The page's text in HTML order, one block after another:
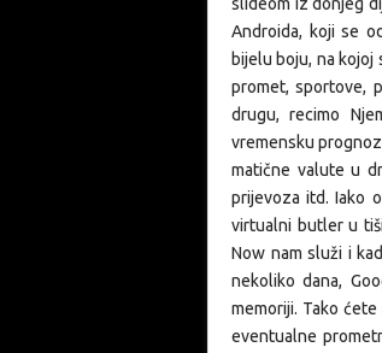
Androida, koji se
bijelu boju, na kojoj
promet, sportove,
drugu, recimo
vremensku
matične valute u
prijevoza itd. Iako
virtualni butler u
Now nam služi i
nekoliko dana,
memoriji. Tako
eventualne